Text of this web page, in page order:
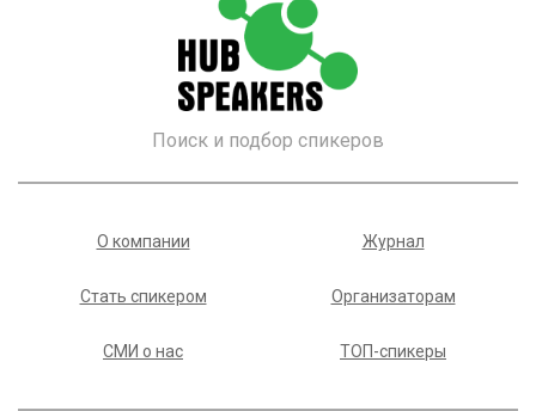
Поиск и подбор спикеров
О компании Журнал
Стать спикером Организаторам
СМИ о нас ТОП-спикеры